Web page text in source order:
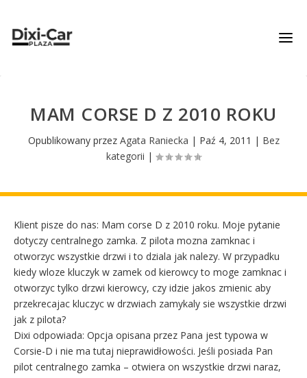
MAM CORSE D Z 2010 ROKU
Opublikowany przez Agata Raniecka | Paź 4, 2011 | Bez
kategorii |
Klient pisze do nas: Mam corse D z 2010 roku. Moje pytanie
dotyczy centralnego zamka. Z pilota mozna zamknac i
otworzyc wszystkie drzwi i to dziala jak nalezy. W przypadku
kiedy wloze kluczyk w zamek od kierowcy to moge zamknac i
otworzyc tylko drzwi kierowcy, czy idzie jakos zmienic aby
przekrecajac kluczyc w drzwiach zamykaly sie wszystkie drzwi
jak z pilota?
Dixi odpowiada: Opcja opisana przez Pana jest typowa w
Corsie-D i nie ma tutaj nieprawidłowości. Jeśli posiada Pan
pilot centralnego zamka – otwiera on wszystkie drzwi naraz,